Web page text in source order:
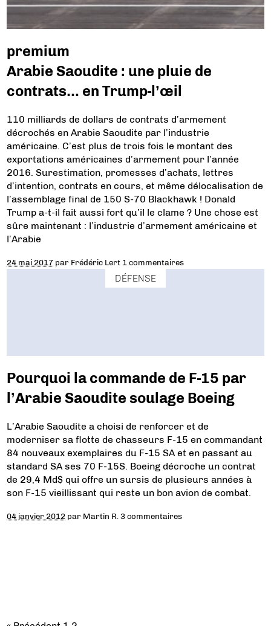
premium
Arabie Saoudite : une pluie de
contrats… en Trump-l’œil
110 milliards de dollars de contrats d’armement
décrochés en Arabie Saoudite par l’industrie
américaine. C’est plus de trois fois le montant des
exportations américaines d’armement pour l’année
2016. Surestimation, promesses d’achats, lettres
d’intention, contrats en cours, et même délocalisation de
l’assemblage final de 150 S-70 Blackhawk ! Donald
Trump a-t-il fait aussi fort qu’il le clame ? Une chose est
sûre maintenant : l’industrie d’armement américaine et
l’Arabie
24 mai 2017 par Frédéric Lert 1 commentaires
DÉFENSE
Pourquoi la commande de F-15 par
l’Arabie Saoudite soulage Boeing
L’Arabie Saoudite a choisi de renforcer et de
moderniser sa flotte de chasseurs F-15 en commandant
84 nouveaux exemplaires du F-15 SA et en passant au
standard SA ses 70 F-15S. Boeing décroche un contrat
de 29,4 Md$ qui offre un sursis de plusieurs années à
son F-15 vieillissant qui reste un bon avion de combat.
04 janvier 2012 par Martin R. 3 commentaires